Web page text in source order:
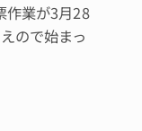
作業が3月28
ので始まっ